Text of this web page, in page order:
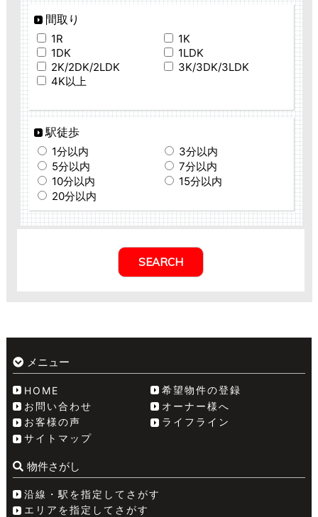
間取り
1R
1K
1DK
1LDK
2K/2DK/2LDK
3K/3DK/3LDK
4K以上
駅徒歩
1分以内
3分以内
5分以内
7分以内
10分以内
15分以内
20分以内
メニュー
HOME
希望物件の登録
お問い合わせ
オーナー様へ
お客様の声
ライフライン
サイトマップ
物件さがし
沿線・駅を指定してさがす
エリアを指定してさがす